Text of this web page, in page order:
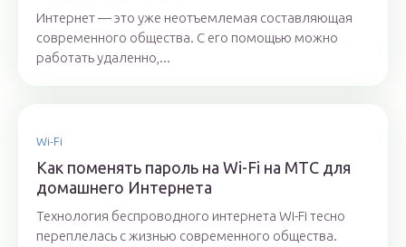
Интернет — это уже неотъемлемая составляющая
современного общества. С его помощью можно
работать удаленно,...
Wi-Fi
Как поменять пароль на Wi-Fi на МТС для
домашнего Интернета
Технология беспроводного интернета Wi-Fi тесно
переплелась с жизнью современного общества.